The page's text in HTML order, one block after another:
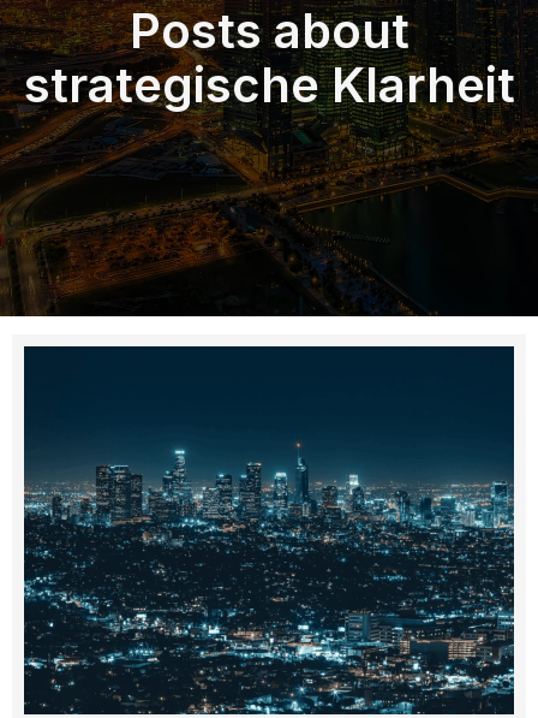
Posts about
strategische Klarheit